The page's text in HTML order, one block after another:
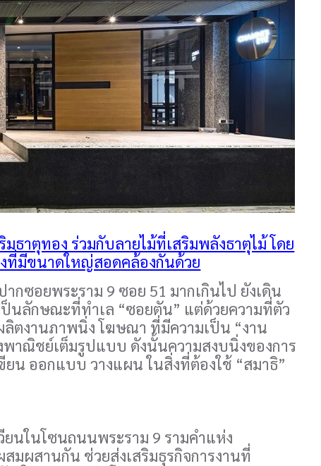
มธาตุทอง ร่วมกับลายไม้ที่เสริมพลังธาตุไม้ โดย
ที่มีขนาดใหญ่สอดคล้องกันด้วย
กซอยพระราม 9 ซอย 51 มากเกินไป ยังเดิน
ป็นลักษณะที่ทำเล “ซอยตัน” แต่ด้วยความที่ตัว
ตงานภาพนิ่ง โฆษณา ที่มีความเป็น “งาน
าณิชย์เต็มรูปแบบ ดังนั้นความสงบนิ่งของการ
น ออกแบบ วางแผน ในสิ่งที่ต้องใช้ “สมาธิ”
ยนในโซนถนนพระราม 9 รามคำแห่ง
มผสานกัน ช่วยส่งเสริมธุรกิจการงานที่